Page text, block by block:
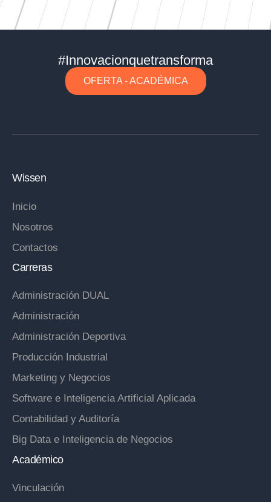
#Innovacionquetransforma
OFERTA - ACADÉMICA
Wissen
Inicio
Nosotros
Contactos
Carreras
Administración DUAL
Administración
Administración Deportiva
Producción Industrial
Marketing y Negocios
Software e Inteligencia Artificial Aplicada
Contabilidad y Auditoría
Big Data e Inteligencia de Negocios
Académico
Vinculación